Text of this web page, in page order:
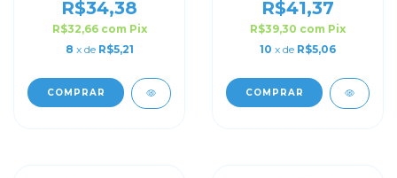
R$34,38
R$32,66 com Pix
8 x de R$5,21
COMPRAR
R$41,37
R$39,30 com Pix
10 x de R$5,06
COMPRAR